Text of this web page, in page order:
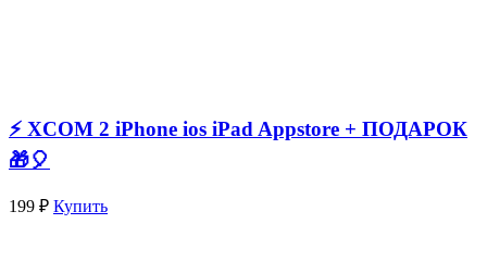
⚡️ XCOM 2 iPhone ios iPad Appstore + ПОДАРОК
🎁🎈
199 ₽ Купить